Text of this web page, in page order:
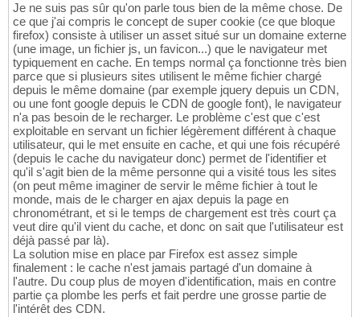
Je ne suis pas sûr qu'on parle tous bien de la même chose. De
ce que j'ai compris le concept de super cookie (ce que bloque
firefox) consiste à utiliser un asset situé sur un domaine externe
(une image, un fichier js, un favicon...) que le navigateur met
typiquement en cache. En temps normal ça fonctionne très bien
parce que si plusieurs sites utilisent le même fichier chargé
depuis le même domaine (par exemple jquery depuis un CDN,
ou une font google depuis le CDN de google font), le navigateur
n'a pas besoin de le recharger. Le problème c'est que c'est
exploitable en servant un fichier légèrement différent à chaque
utilisateur, qui le met ensuite en cache, et qui une fois récupéré
(depuis le cache du navigateur donc) permet de l'identifier et
qu'il s'agit bien de la même personne qui a visité tous les sites
(on peut même imaginer de servir le même fichier à tout le
monde, mais de le charger en ajax depuis la page en
chronométrant, et si le temps de chargement est très court ça
veut dire qu'il vient du cache, et donc on sait que l'utilisateur est
déjà passé par là).
La solution mise en place par Firefox est assez simple
finalement : le cache n'est jamais partagé d'un domaine à
l'autre. Du coup plus de moyen d'identification, mais en contre
partie ça plombe les perfs et fait perdre une grosse partie de
l'intérêt des CDN.